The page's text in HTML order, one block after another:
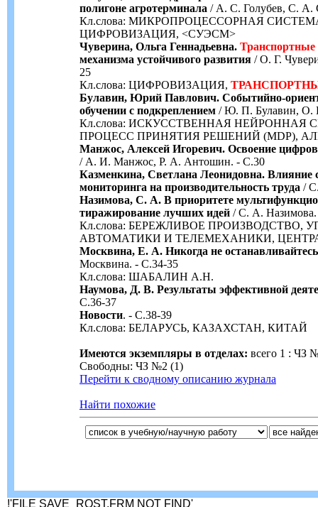
полигоне агротерминала / А. С. Голубев, С. А.
Кл.слова: МИКРОПРОЦЕССОРНАЯ
ЦИФРОВИЗАЦИЯ, <СУЭСМ>
Чуверина, Ольга Геннадьевна. Транспортные
механизма устойчивого развития / О. Г.
25
Кл.слова: ЦИФРОВИЗАЦИЯ,
Булавин, Юрий Павлович. Событийно-
обучении с подкреплением / Ю. П. Булавин, О.
Кл.слова: ИСКУССТВЕННАЯ НЕЙРОННАЯ
ПРОЦЕСС ПРИНЯТИЯ РЕШЕНИЙ (MDP),
Манжос, Алексей Игоревич. Освоение
/ А. И. Манжос, Р. А. Антошин. - С.30
Казменкина, Светлана Леонидовна. Влияние
мониторинга на производительность труда /
Назимова, С. А. В приоритете
тиражирование лучших идей / С. А.
Кл.слова: БЕРЕЖЛИВОЕ ПРОИЗВОДСТВО,
АВТОМАТИКИ И ТЕЛЕМЕХАНИКИ,
Москвина, Е. А. Никогда не
Москвина. - С.34-35
Кл.слова: ШАБАЛИН А.Н.
Наумова, Д. В. Результаты эффективной
С.36-37
Новости. - С.38-39
Кл.слова: БЕЛАРУСЬ, КАЗАХСТАН, КИТАЙ
Имеются экземпляры в отделах: всего 1 : ЧЗ
Свободны: ЧЗ №2 (1)
Перейти к сводному описанию журнала
Найти похожие
!'FILE SAVE_RQST.FRM NOT FIND'